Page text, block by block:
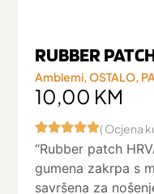
RUBBER
Amblemi,OSTALO,
10,00 KM
( Ocjena
“Rubber patch
gumena zakrpa s
savršena za